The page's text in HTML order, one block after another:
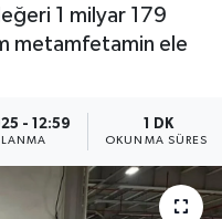
1 milyar 179
metamfetamin ele
- 12:59 1 DK
OKUNMA SÜRESI